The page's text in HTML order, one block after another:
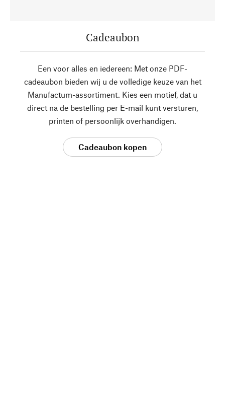
Cadeaubon
Een voor alles en iedereen: Met onze PDF-
cadeaubon bieden wij u de volledige keuze van het
Manufactum-assortiment. Kies een motief, dat u
direct na de bestelling per E-mail kunt versturen,
printen of persoonlijk overhandigen.
Cadeaubon kopen